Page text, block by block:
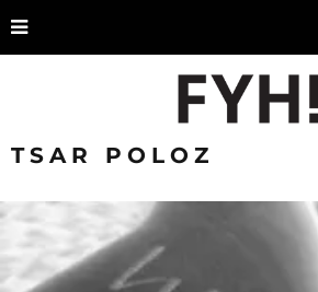
TSAR POLOZ